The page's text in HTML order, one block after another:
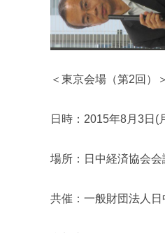
＜東京会場（第2回）＞
日時：2015年8月3日
場所：日中経済協会会
共催：一般財団法人日